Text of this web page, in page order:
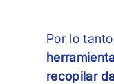
Por lo
recopilar